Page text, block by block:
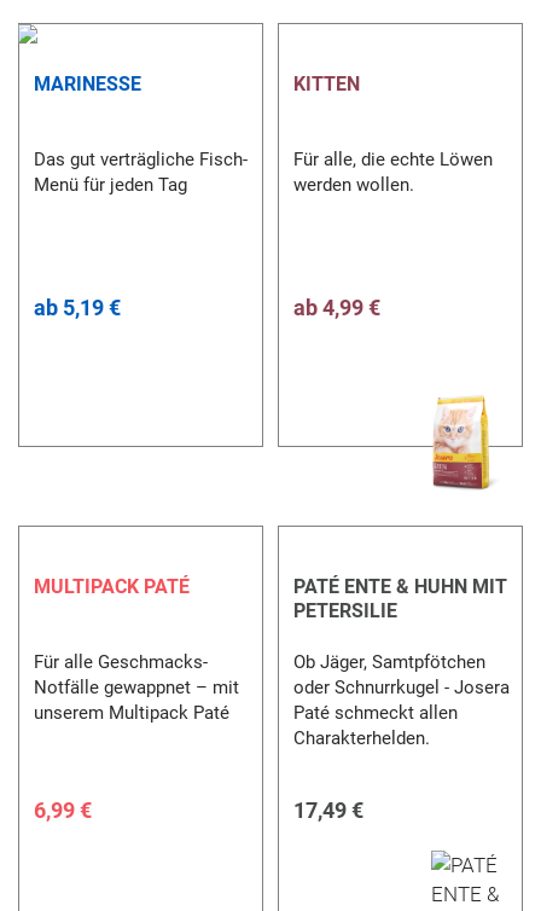
MARINESSE
Das gut verträgliche Fisch-
Menü für jeden Tag
ab 5,19 €
KITTEN
Für alle, die echte Löwen
werden wollen.
ab4,99 €
MULTIPACK PATÉ
Für alle Geschmacks-
Notfälle gewappnet – mit
unserem Multipack Paté
6,99 €
PATÉ ENTE & HUHN MIT
PETERSILIE
Ob Jäger, Samtpfötchen
oder Schnurrkugel - Josera
Paté schmeckt allen
Charakterhelden.
17,49 €